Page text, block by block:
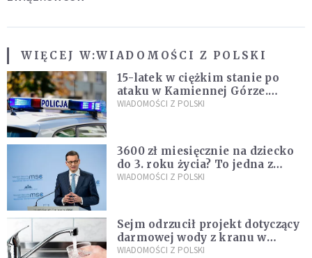
WIĘCEJ W:WIADOMOŚCI Z POLSKI
15-latek w ciężkim stanie po
ataku w Kamiennej Górze.
Policja zatrzymała dwóch
WIADOMOŚCI Z POLSKI
3600 zł miesięcznie na dziecko
do 3. roku życia? To jedna z
propozycji programu "Rozwój
WIADOMOŚCI Z POLSKI
Sejm odrzucił projekt dotyczący
darmowej wody z kranu w
restauracjach
WIADOMOŚCI Z POLSKI